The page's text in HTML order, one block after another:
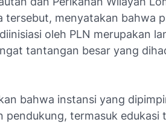
tersebut, menyatakan bahwa
oleh PLN merupakan
tantangan besar yang
bahwa instansi yang
pendukung, termasuk edukasi